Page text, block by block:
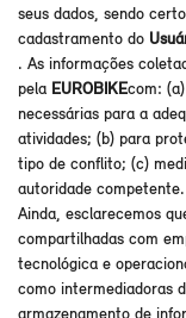
seus dados, sendo
cadastramento do
. As informações
pela EUROBIKEcom:
necessárias para a
atividades; (b) para
tipo de conflito; (c)
autoridade competente.
Ainda, esclarecemos
compartilhadas com
tecnológica e
como intermediadoras
armazenamento de